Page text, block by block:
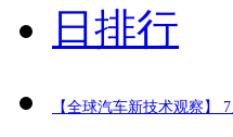
日排行
【全球汽车新技术观察】